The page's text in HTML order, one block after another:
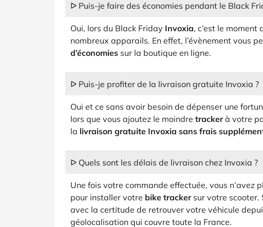
ᐅ Puis-je faire des économies pendant le Black
Oui, lors du Black Friday Invoxia, c’est le moment
nombreux apparails. En effet, l’évènement vous
d’économies sur la boutique en ligne.
ᐅ Puis-je profiter de la livraison gratuite Invoxia ?
Oui et ce sans avoir besoin de dépenser une
lors que vous ajoutez le moindre trackerà votre
la livraison gratuite Invoxia sans frais
ᐅ Quels sont les délais de livraison chez Invoxia ?
Une fois votre commande effectuée, vous n’avez
pour installer votre bike trackersur votre scooter.
avec la certitude de retrouver votre véhicule
géolocalisation qui couvre toute la France.